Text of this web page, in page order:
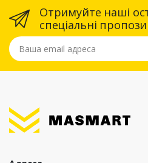
Отримуйте наші
спеціальні
Ваша email адреса